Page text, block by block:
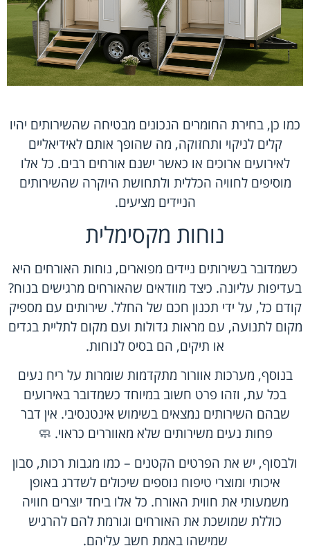
כמו כן, בחירת החומרים הנכונים מבטיחה שהשירותים יהיו
קלים לניקוי ותחזוקה, מה שהופך אותם לאידיאליים
לאירועים ארוכים או כאשר ישנם אורחים רבים. כל אלו
מוסיפים לחוויה הכללית ולתחושת היוקרה שהשירותים
הניידים מציעים.
נוחות מקסימלית
כשמדובר בשירותים ניידים מפוארים, נוחות האורחים היא
בעדיפות עליונה. כיצד מוודאים שהאורחים מרגישים בנוח?
קודם כל, על ידי תכנון חכם של החלל. שירותים עם מספיק
מקום לתנועה, עם מראות גדולות ועם מקום לתליית בגדים
או תיקים, הם בסיס לנוחות.
בנוסף, מערכות אוורור מתקדמות שומרות על ריח נעים
בכל עת, וזהו פרט חשוב במיוחד כשמדובר באירועים
שבהם השירותים נמצאים בשימוש אינטנסיבי. אין דבר
פחות נעים משירותים שלא מאווררים כראוי. 🧼
ולבסוף, יש את הפרטים הקטנים – כמו מגבות רכות, סבון
איכותי ומוצרי טיפוח נוספים שיכולים לשדרג באופן
משמעותי את חווית האורח. כל אלו ביחד יוצרים חוויה
כוללת שמושכת את האורחים וגורמת להם להרגיש
שמישהו באמת חשב עליהם.